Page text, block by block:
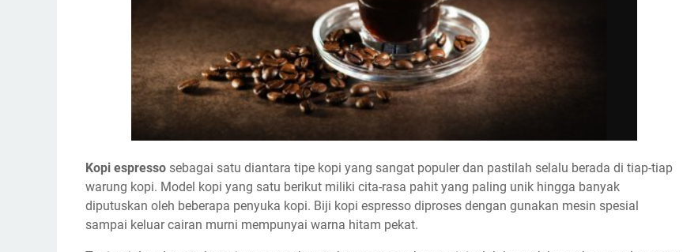
Kopi espresso sebagai satu diantara tipe kopi yang sangat populer dan pastilah selalu berada di tiap-tiap
warung kopi. Model kopi yang satu berikut miliki cita-rasa pahit yang paling unik hingga banyak
diputuskan oleh beberapa penyuka kopi. Biji kopi espresso diproses dengan gunakan mesin spesial
sampai keluar cairan murni mempunyai warna hitam pekat.